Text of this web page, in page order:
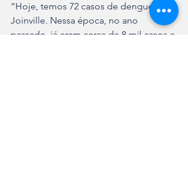
“Hoje, temos 72 casos de dengue em
Joinville. Nessa época, no ano
passado, já eram cerca de 8 mil casos e